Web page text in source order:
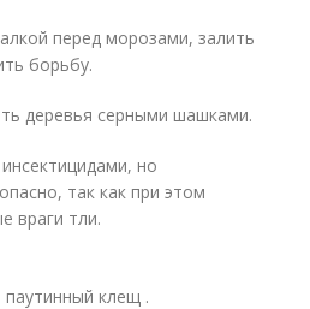
перед морозами, залить
борьбу.
деревья серными шашками.
но
так как при этом
враги тли.
клещ .